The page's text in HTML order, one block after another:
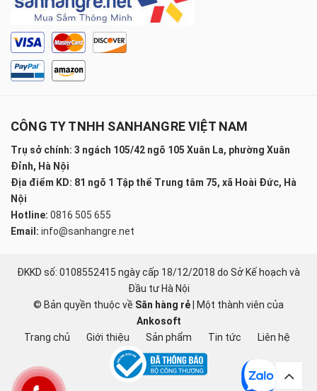
CÔNG TY TNHH SANHANGRE VIỆT NAM
Trụ sở chính: 3 ngách 105/42 ngõ 105 Xuân La, phường Xuân
Đỉnh, Hà Nội
Địa điểm KD: 81 ngõ 1 Tập thể Trung tâm 75, xã Hoài Đức, Hà
Nội
Hotline: 0816 505 655
Email: info@sanhangre.net
ĐKKD số: 0108552415 ngày cấp 18/12/2018 do Sở Kế hoạch và
Đầu tư Hà Nội
© Bản quyền thuộc về Săn hàng rẻ
Một thành viên của
Ankosoft
Trang chủ
Giới thiệu Sản phẩm Tin tức Liên hệ